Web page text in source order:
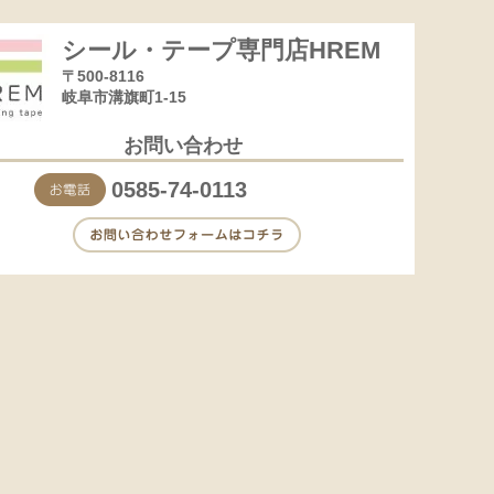
シール・テープ専門店HREM
〒500-8116
岐阜市溝旗町1-15
お問い合わせ
0585-74-0113